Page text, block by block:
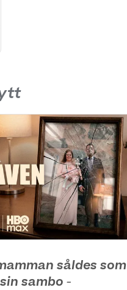
såldes som
sambo -